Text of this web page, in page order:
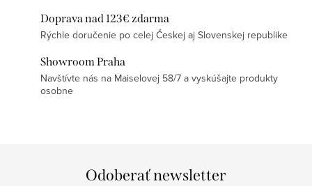
Doprava nad 123€ zdarma
Rýchle doručenie po celej Českej aj Slovenskej republike
Showroom Praha
Navštívte nás na Maiselovej 58/7 a vyskúšajte produkty
osobne
Odoberať newsletter